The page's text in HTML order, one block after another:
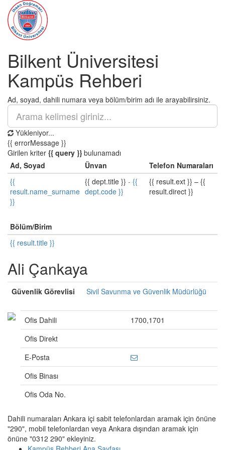
Bilkent Üniversitesi
Kampüs Rehberi
Ad, soyad, dahili numara veya bölüm/birim adı ile arayabilirsiniz.
Yükleniyor...
{{ errorMessage }}
Girilen kriter {{ query }} bulunamadı
Ad, Soyad
Ünvan
Telefon Numaraları
{{
result.name_surname
}}
{{ dept.title }} - {{
dept.code }}
{{ result.ext }} – {{
result.direct }}
Bölüm/Birim
{{ result.title }}
Ali Çankaya
Güvenlik Görevlisi Sivil Savunma ve Güvenlik Müdürlüğü
Ofis Dahili
1700,1701
Ofis Direkt
E-Posta
Ofis Binası
Ofis Oda No.
Dahili numaraları Ankara içi sabit telefonlardan aramak için önüne
"290", mobil telefonlardan veya Ankara dışından aramak için
önüne "0312 290" ekleyiniz.